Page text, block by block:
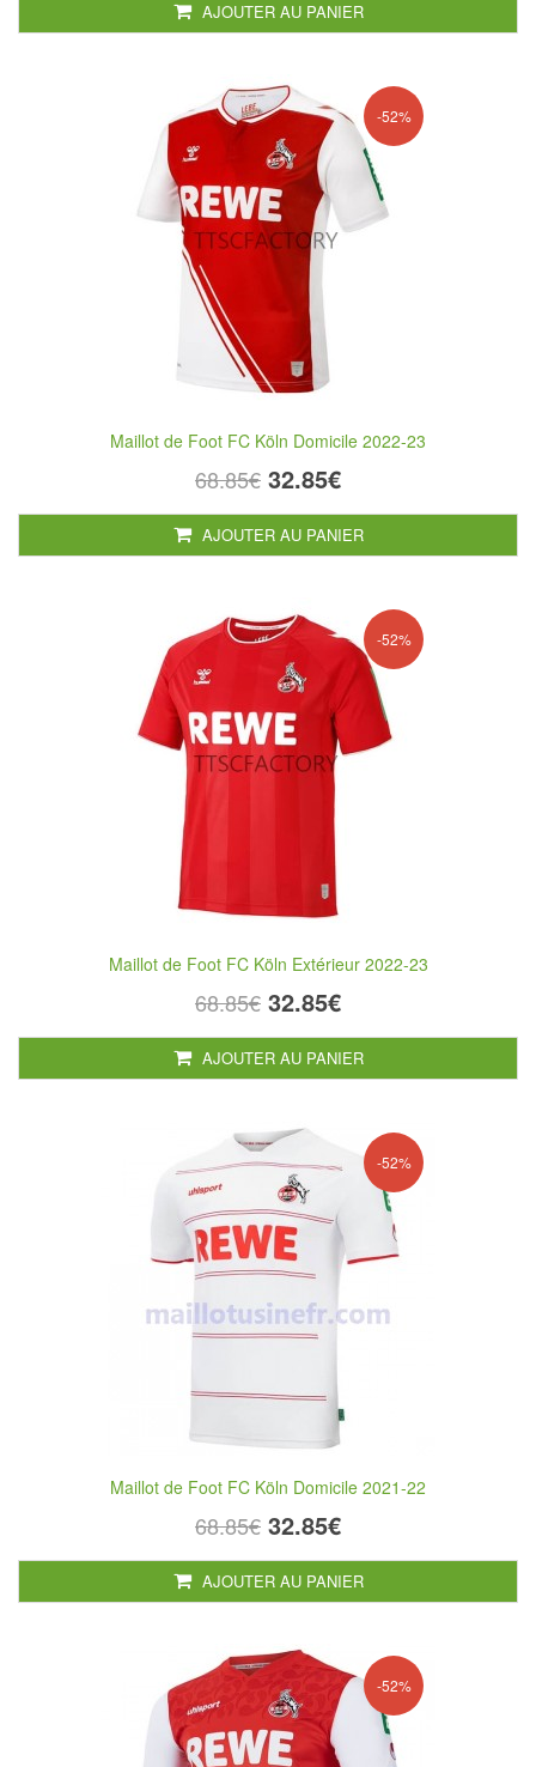
AJOUTER AU PANIER
-52%
Maillot de Foot FC Köln Domicile 2022-23
68.85€ 32.85€
AJOUTER AU PANIER
-52%
Maillot de Foot FC Köln Extérieur 2022-23
68.85€ 32.85€
AJOUTER AU PANIER
-52%
Maillot de Foot FC Köln Domicile 2021-22
68.85€ 32.85€
AJOUTER AU PANIER
-52%